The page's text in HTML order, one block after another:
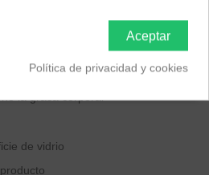
la grasa corporal
de vidrio
Aceptar
Política de privacidad y cookies